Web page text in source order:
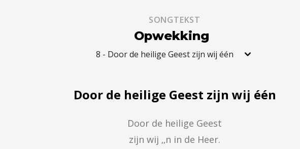
SONGTEKST
Opwekking
8 - Door de heilige Geest zijn wij één
Door de heilige Geest zijn wij één
Door de heilige Geest
zijn wij ‚‚n in de Heer.